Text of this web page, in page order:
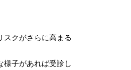
スクがさらに高まる
様子があれば受診し